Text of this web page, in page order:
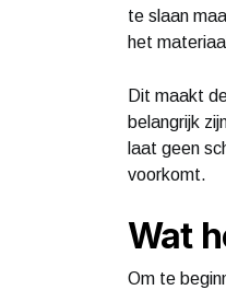
te slaan
het
Dit maakt
belangrijk
laat geen
voorkomt.
Wat
Om te